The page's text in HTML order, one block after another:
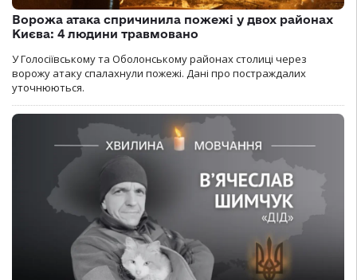
Ворожа атака спричинила пожежі у двох районах
Києва: 4 людини травмовано
У Голосіївському та Оболонському районах столиці через
ворожу атаку спалахнули пожежі. Дані про постраждалих
уточнюються.